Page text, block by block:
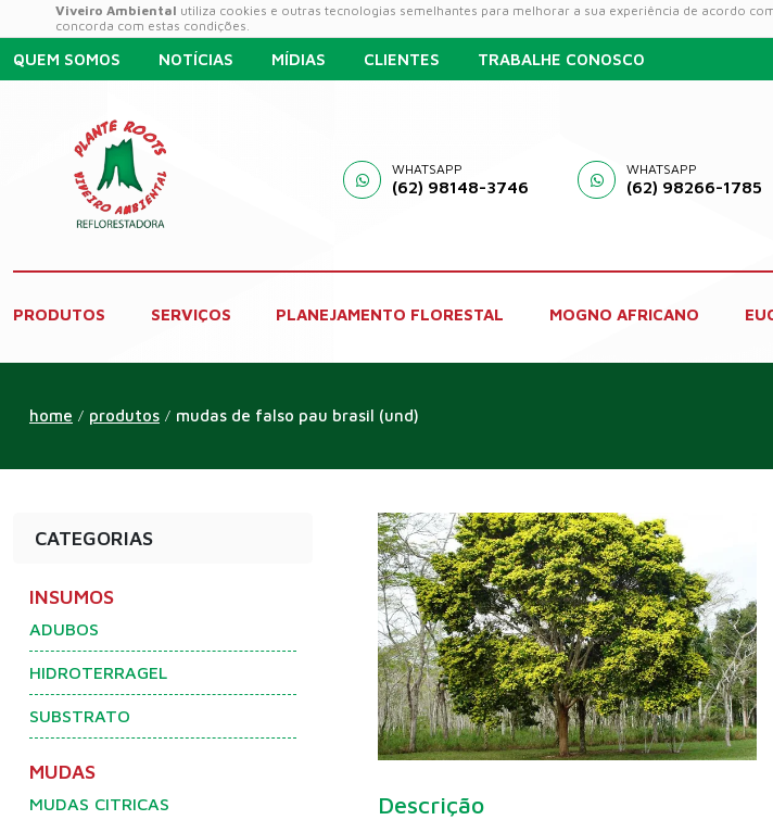
Viveiro Ambiental utiliza cookies e outras tecnologias semelhantes para melhorar a sua experiência de acordo
concorda com estas condições.
QUEM SOMOS NOTÍCIAS MÍDIAS CLIENTES TRABALHE CONOSCO
WHATSAPP
(62) 98148-3746
WHATSAPP
(62) 98266-1785
PRODUTOS SERVIÇOS PLANEJAMENTO FLORESTAL MOGNO AFRICANO
home / produtos / mudas de falso pau brasil (und)
CATEGORIAS
INSUMOS
ADUBOS
HIDROTERRAGEL
SUBSTRATO
MUDAS
MUDAS CITRICAS Descrição